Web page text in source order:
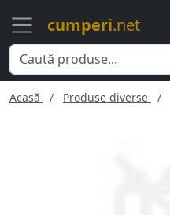
cumperi.net
Acasă Produse diverse